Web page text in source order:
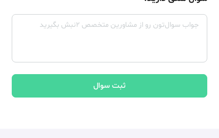
ثبت سوال